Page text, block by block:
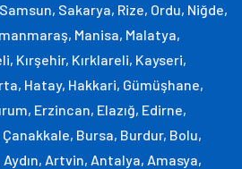
Sakarya, Rize, Ordu, Niğde,
Manisa, Malatya,
Kırşehir, Kırklareli, Kayseri,
Hatay, Hakkari, Gümüşhane,
Erzincan, Elazığ, Edirne,
Çanakkale, Bursa, Burdur, Bolu,
Artvin, Antalya, Amasya,